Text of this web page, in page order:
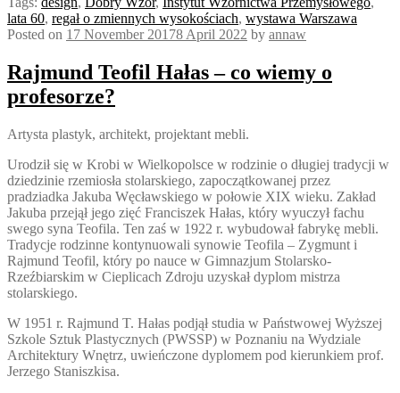
lata 60, regał o zmiennych wysokościach, wystawa Warszawa
Posted on 17 November 20178 April 2022 by annaw
Rajmund Teofil Hałas – co wiemy o
profesorze?
Artysta plastyk, architekt, projektant mebli.
Urodził się w Krobi w Wielkopolsce w rodzinie o długiej tradycji w
dziedzinie rzemiosła stolarskiego, zapoczątkowanej przez
pradziadka Jakuba Węcławskiego w połowie XIX wieku. Zakład
Jakuba przejął jego zięć Franciszek Hałas, który wyuczył fachu
swego syna Teofila. Ten zaś w 1922 r. wybudował fabrykę mebli.
Tradycje rodzinne kontynuowali synowie Teofila – Zygmunt i
Rajmund Teofil, który po nauce w Gimnazjum Stolarsko-
Rzeźbiarskim w Cieplicach Zdroju uzyskał dyplom mistrza
stolarskiego.
W 1951 r. Rajmund T. Hałas podjął studia w Państwowej Wyższej
Szkole Sztuk Plastycznych (PWSSP) w Poznaniu na Wydziale
Architektury Wnętrz, uwieńczone dyplomem pod kierunkiem prof.
Jerzego Staniszkisa.